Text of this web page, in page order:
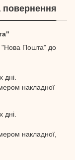
повернення
"Нова Пошта" до
накладної
накладної,